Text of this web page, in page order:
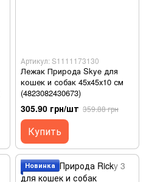
Артикул: S1111173130
Лежак Природа Skye для
кошек и собак 45х45х10 см
(4823082430673)
305.90 грн/шт 359.88 грн
Купить
Новинка